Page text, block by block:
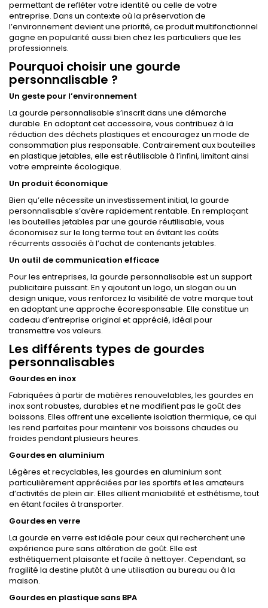
permettant de refléter votre identité ou celle de votre
entreprise. Dans un contexte où la préservation de
l’environnement devient une priorité, ce produit multifonctionnel
gagne en popularité aussi bien chez les particuliers que les
professionnels.
Pourquoi choisir une gourde
personnalisable ?
Un geste pour l’environnement
La gourde personnalisable s’inscrit dans une démarche
durable. En adoptant cet accessoire, vous contribuez à la
réduction des déchets plastiques et encouragez un mode de
consommation plus responsable. Contrairement aux bouteilles
en plastique jetables, elle est réutilisable à l’infini, limitant ainsi
votre empreinte écologique.
Un produit économique
Bien qu’elle nécessite un investissement initial, la gourde
personnalisable s’avère rapidement rentable. En remplaçant
les bouteilles jetables par une gourde réutilisable, vous
économisez sur le long terme tout en évitant les coûts
récurrents associés à l’achat de contenants jetables.
Un outil de communication efficace
Pour les entreprises, la gourde personnalisable est un support
publicitaire puissant. En y ajoutant un logo, un slogan ou un
design unique, vous renforcez la visibilité de votre marque tout
en adoptant une approche écoresponsable. Elle constitue un
cadeau d’entreprise original et apprécié, idéal pour
transmettre vos valeurs.
Les différents types de gourdes
personnalisables
Gourdes en inox
Fabriquées à partir de matières renouvelables, les gourdes en
inox sont robustes, durables et ne modifient pas le goût des
boissons. Elles offrent une excellente isolation thermique, ce qui
les rend parfaites pour maintenir vos boissons chaudes ou
froides pendant plusieurs heures.
Gourdes en aluminium
Légères et recyclables, les gourdes en aluminium sont
particulièrement appréciées par les sportifs et les amateurs
d’activités de plein air. Elles allient maniabilité et esthétisme, tout
en étant faciles à transporter.
Gourdes en verre
La gourde en verre est idéale pour ceux qui recherchent une
expérience pure sans altération de goût. Elle est
esthétiquement plaisante et facile à nettoyer. Cependant, sa
fragilité la destine plutôt à une utilisation au bureau ou à la
maison.
Gourdes en plastique sans BPA